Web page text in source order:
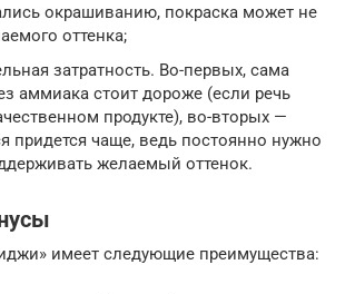
окрашиванию, покраска может не
оттенка;
затратность. Во-первых, сама
аммиака стоит дороже (если речь
продукте), во-вторых —
придется чаще, ведь постоянно нужно
желаемый оттенок.
имеет следующие преимущества: